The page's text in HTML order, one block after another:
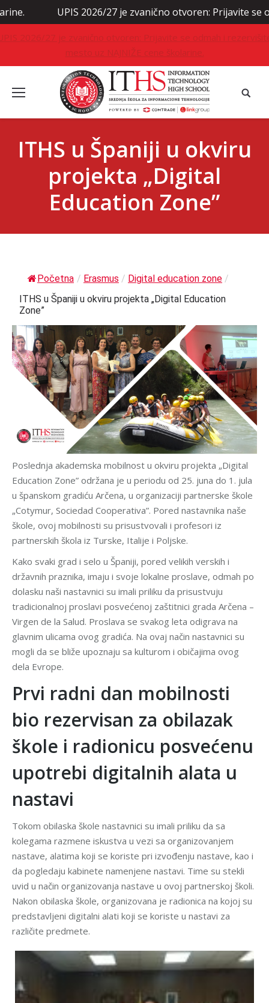
otvoren: Prijavite se odmah i rezervišite mesto uz
2026/27 je zvanično otvoren: Prijavite se odmah i
mesto uz NAJNIŽE cene školarine.
ITHS u Španiji u okviru
projekta „Digital
Education Zone”
Početna / Erasmus / Digital education zone /
ITHS u Španiji u okviru projekta „Digital Education
Zone”
Poslednja akademska mobilnost u okviru projekta „Digital
Education Zone” održana je u periodu od 25. juna do 1. jula
u španskom gradiću Arčena, u organizaciji partnerske škole
„Cotymur, Sociedad Cooperativa”. Pored nastavnika naše
škole, ovoj mobilnosti su prisustvovali i profesori iz
partnerskih škola iz Turske, Italije i Poljske.
Kako svaki grad i selo u Španiji, pored velikih verskih i
državnih praznika, imaju i svoje lokalne proslave, odmah po
dolasku naši nastavnici su imali priliku da prisustvuju
tradicionalnoj proslavi posvećenoj zaštitnici grada Arčena –
Virgen de la Salud. Proslava se svakog leta odigrava na
glavnim ulicama ovog gradića. Na ovaj način nastavnici su
mogli da se bliže upoznaju sa kulturom i običajima ovog
dela Evrope.
Prvi radni dan mobilnosti
bio rezervisan za obilazak
škole i radionicu posvećenu
upotrebi digitalnih alata u
nastavi
Tokom obilaska škole nastavnici su imali priliku da sa
kolegama razmene iskustva u vezi sa organizovanjem
nastave, alatima koji se koriste pri izvođenju nastave, kao i
da pogledaju kabinete namenjene nastavi. Time su stekli
uvid u način organizovanja nastave u ovoj partnerskoj školi.
Nakon obilaska škole, organizovana je radionica na kojoj su
predstavljeni digitalni alati koji se koriste u nastavi za
različite predmete.